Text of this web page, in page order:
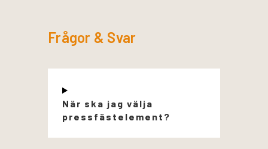
Frågor & Svar
När ska jag välja
pressfästelement?